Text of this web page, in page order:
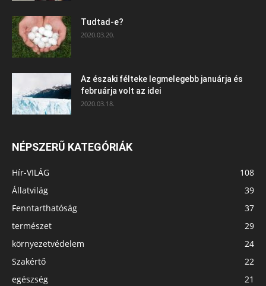
Tudtad-e?
2020.03.20.
Az északi félteke legmelegebb januárja és
februárja volt az idei
2020.03.18.
NÉPSZERŰ KATEGÓRIÁK
Hír-VILÁG
108
Állatvilág
39
Fenntarthatóság
37
természet
29
környezetvédelem
24
Szakértő
22
egészség
21